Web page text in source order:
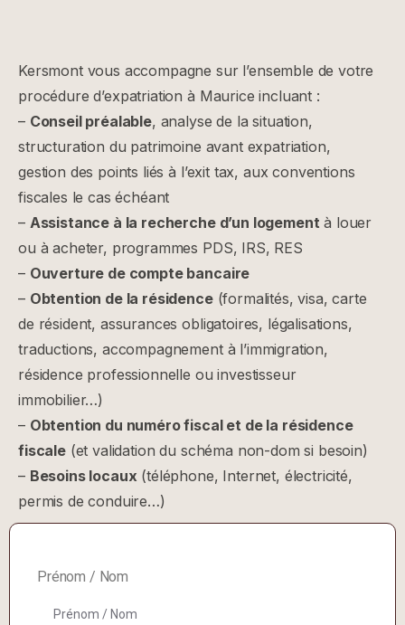
Kersmont vous accompagne sur l’ensemble de votre
procédure d’expatriation à Maurice incluant :
– Conseil préalable, analyse de la situation,
structuration du patrimoine avant expatriation,
gestion des points liés à l’exit tax, aux conventions
fiscales le cas échéant
– Assistance à la recherche d’un logement à louer
ou à acheter, programmes PDS, IRS, RES
– Ouverture de compte bancaire
– Obtention de la résidence(formalités, visa, carte
de résident, assurances obligatoires, légalisations,
traductions, accompagnement à l’immigration,
résidence professionnelle ou investisseur
immobilier…)
– Obtention du numéro fiscal et de la résidence
fiscale(et validation du schéma non-dom si besoin)
– Besoins locaux (téléphone, Internet, électricité,
permis de conduire…)
Prénom / Nom